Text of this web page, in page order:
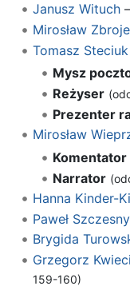
Janusz Wituch–
Mirosław
Tomasz Steciuk
Mysz
Reżyser
Prezenter
Mirosław
Narrator
Hanna Kinder-
Paweł Szczesny
Brygida
Grzegorz
159-160)